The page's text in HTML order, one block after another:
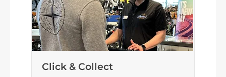
Schalthebel
Shimano Deore XT M8130-11 LG
Steuersatz
Click & Collect